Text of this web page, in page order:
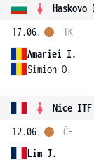
Haskovo
17.06.
Amariei I.
Simion O.
1K
Nice ITF
12.06.
Lim J.
ČF